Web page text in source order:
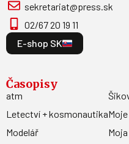
sekretariat@press.sk
02/67 20 19 11
E-shop SK
Časopisy
atm
Letectví + kosmonautika
Modelář